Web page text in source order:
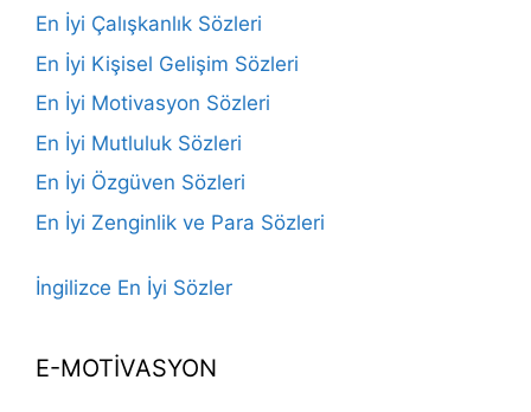
En İyi Çalışkanlık Sözleri
En İyi Kişisel Gelişim Sözleri
En İyi Motivasyon Sözleri
En İyi Mutluluk Sözleri
En İyi Özgüven Sözleri
En İyi Zenginlik ve Para Sözleri
İngilizce En İyi Sözler
E-MOTİVASYON